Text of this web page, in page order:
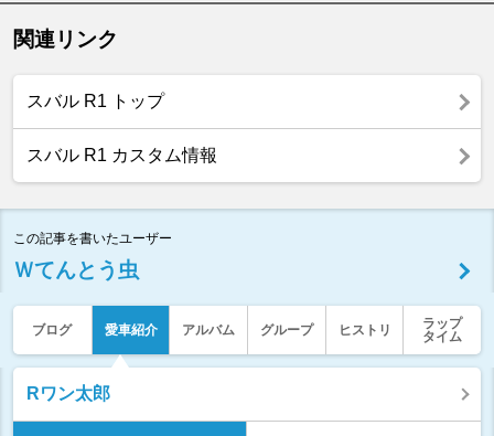
関連リンク
スバル R1 トップ
スバル R1 カスタム情報
この記事を書いたユーザー
Ｗてんとう虫
ブログ 愛車紹介 アルバム グループ ヒストリ
ラップ
タイム
Rワン太郎